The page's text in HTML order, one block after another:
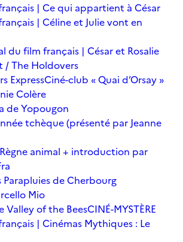
| Ce qui appartient à César
| Céline et Julie vont en
du film français | César et Rosalie
/ The Holdovers
ExpressCiné-club « Quai d’Orsay »
Colère
de Yopougon
tchèque (présenté par Jeanne
animal + introduction par
Parapluies de Cherbourg
Mio
Valley of the BeesCINÉ-MYSTÈRE
| Cinémas Mythiques : Le